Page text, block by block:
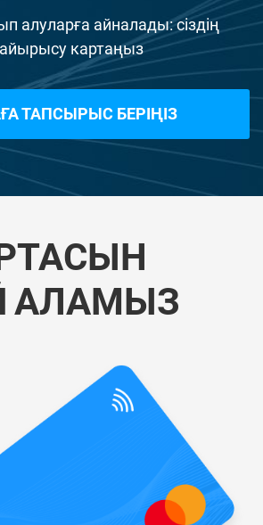
алуларға айналады: сіздің
картаңыз
ТАПСЫРЫС БЕРІҢІЗ
АЛАМЫЗ